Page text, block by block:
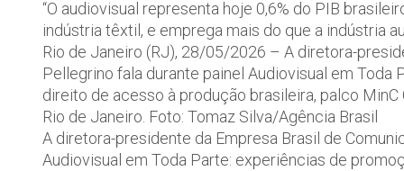
“O audiovisual representa hoje 0,6% do PIB
indústria têxtil, e emprega mais do que a indústria
Rio de Janeiro (RJ), 28/05/2026 – A diretora-
Pellegrino fala durante painel Audiovisual em
direito de acesso à produção brasileira, palco MinC
Rio de Janeiro. Foto: Tomaz Silva/Agência Brasil
A diretora-presidente da Empresa Brasil de
Audiovisual em Toda Parte: experiências de